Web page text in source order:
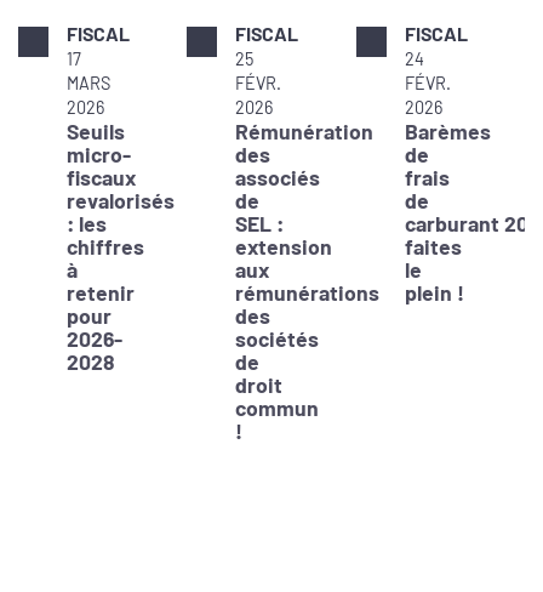
FISCAL
17
MARS
2026
Seuils
micro-
fiscaux
revalorisés
: les
chiffres
à
retenir
pour
2026-
2028
FISCAL
25
FÉVR.
2026
Rémunération
des
associés
de
SEL :
extension
aux
rémunérations
des
sociétés
de
droit
commun
!
FISCAL
24
FÉVR.
2026
Barèmes
de
frais
de
carburant
faites
le
plein !